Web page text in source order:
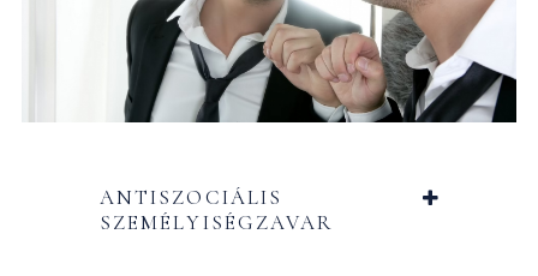
ANTISZOCIÁLIS
SZEMÉLYISÉGZAVAR